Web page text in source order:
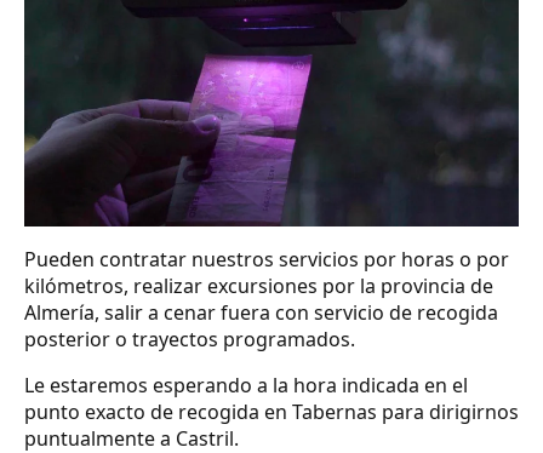
Pueden contratar nuestros servicios por horas o por
kilómetros, realizar excursiones por la provincia de
Almería, salir a cenar fuera con servicio de recogida
posterior o trayectos programados.
Le estaremos esperando a la hora indicada en el
punto exacto de recogida en Tabernas para dirigirnos
puntualmente a Castril.